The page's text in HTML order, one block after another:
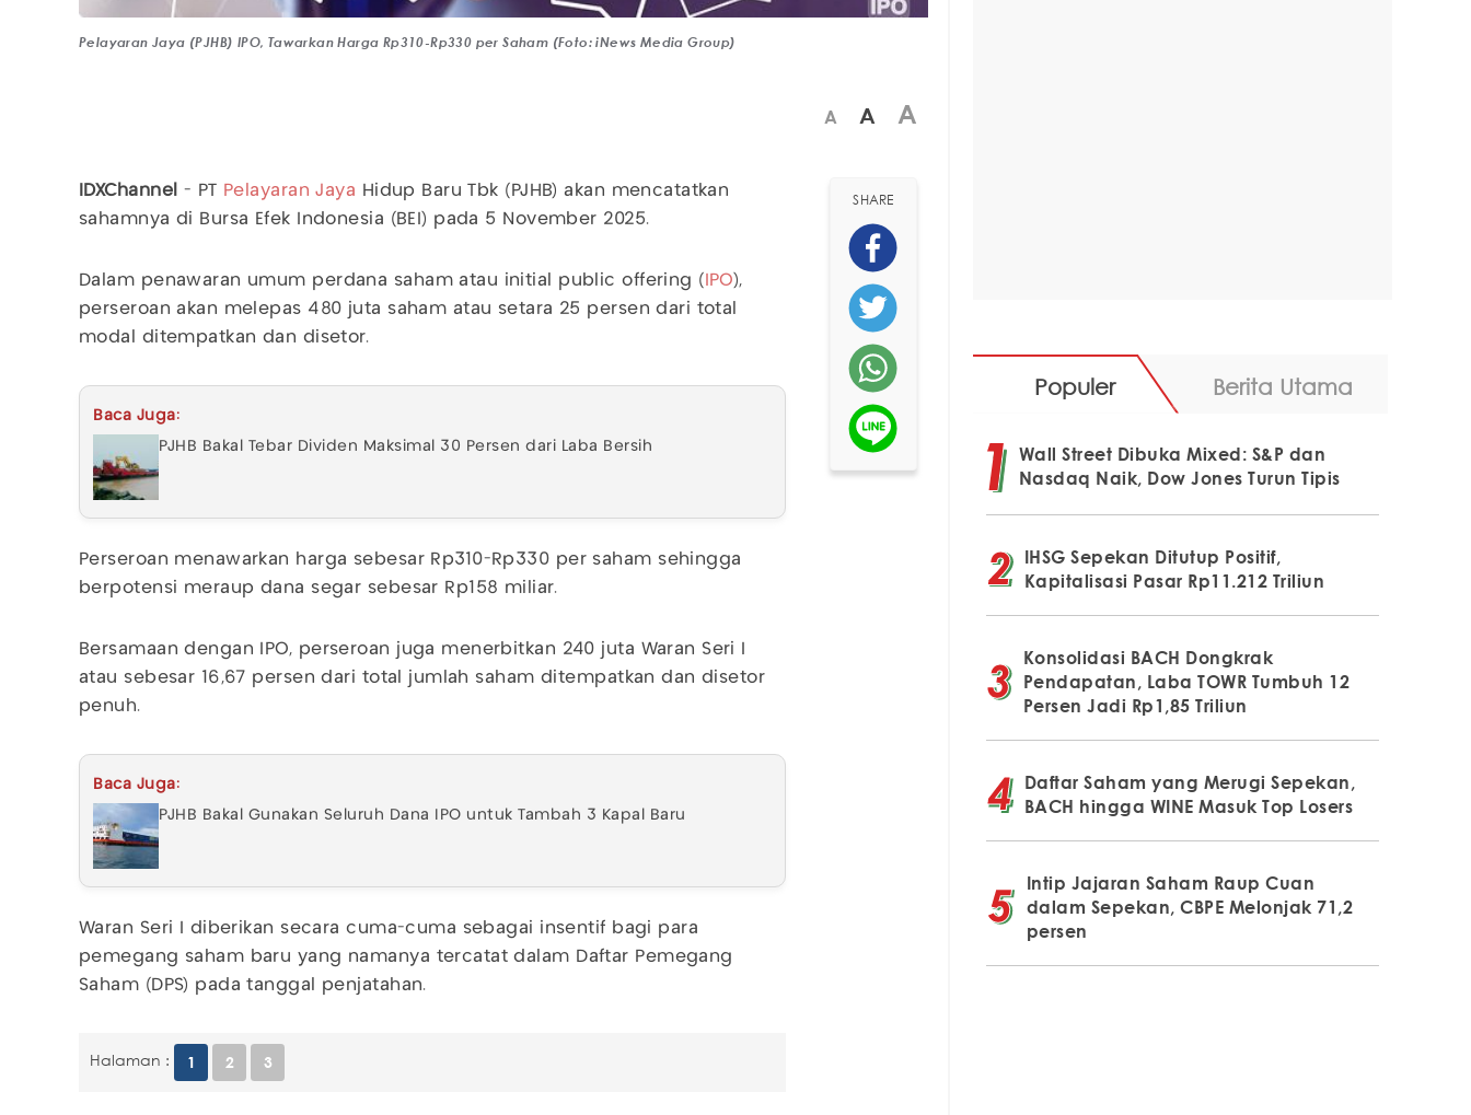
Pelayaran Jaya (PJHB) IPO, Tawarkan Harga Rp310-Rp330 per Saham (Foto: iNews Media Group)
A A A
IDXChannel - PT Pelayaran Jaya Hidup Baru Tbk (PJHB) akan mencatatkan
sahamnya di Bursa Efek Indonesia (BEI) pada 5 November 2025.
Dalam penawaran umum perdana saham atau initial public offering ( IPO),
perseroan akan melepas 480 juta saham atau setara 25 persen dari total
modal ditempatkan dan disetor.
Baca Juga:
PJHB Bakal Tebar Dividen Maksimal 30 Persen dari Laba Bersih
Perseroan menawarkan harga sebesar Rp310-Rp330 per saham sehingga
berpotensi meraup dana segar sebesar Rp158 miliar.
Bersamaan dengan IPO, perseroan juga menerbitkan 240 juta Waran Seri I
atau sebesar 16,67 persen dari total jumlah saham ditempatkan dan disetor
penuh.
Baca Juga:
PJHB Bakal Gunakan Seluruh Dana IPO untuk Tambah 3 Kapal Baru
Waran Seri I diberikan secara cuma-cuma sebagai insentif bagi para
pemegang saham baru yang namanya tercatat dalam Daftar Pemegang
Saham (DPS) pada tanggal penjatahan.
Halaman : 1 2 3
SHARE
Populer Berita Utama
Wall Street Dibuka Mixed: S&P dan
Nasdaq Naik, Dow Jones Turun Tipis
IHSG Sepekan Ditutup Positif,
Kapitalisasi Pasar Rp11.212 Triliun
Konsolidasi BACH Dongkrak
Pendapatan, Laba TOWR Tumbuh 12
Persen Jadi Rp1,85 Triliun
Daftar Saham yang Merugi Sepekan,
BACH hingga WINE Masuk Top Losers
Intip Jajaran Saham Raup Cuan
dalam Sepekan, CBPE Melonjak 71,2
persen